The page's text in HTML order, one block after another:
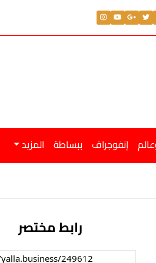
إنفوجراف ببساطة المزيد
رابط مختصر